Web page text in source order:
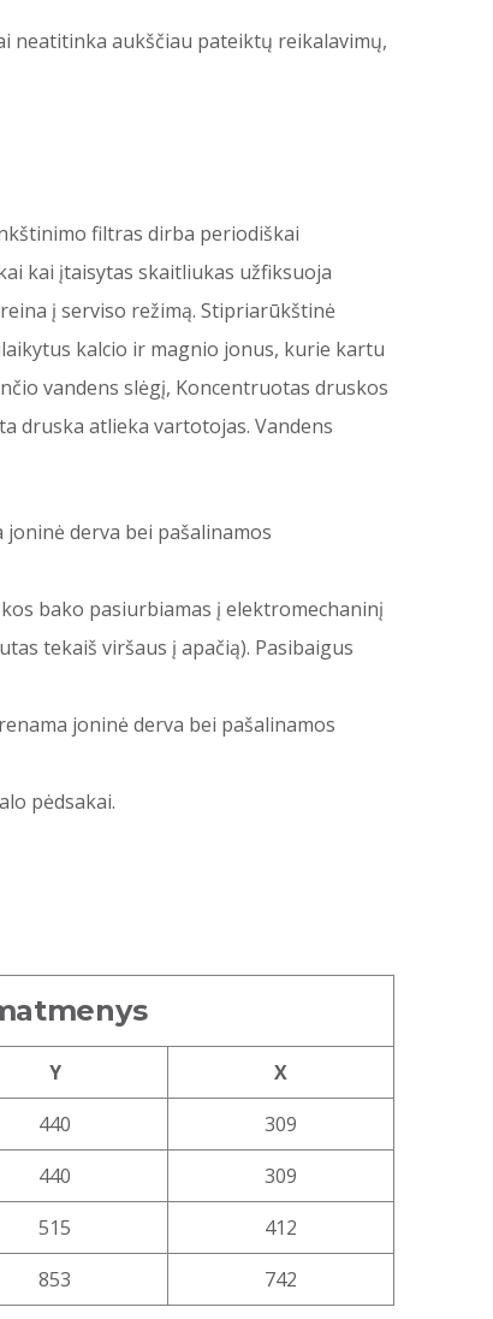
neatitinka aukščiau pateiktų reikalavimų,
filtras dirba periodiškai
kai įtaisytas skaitliukas užfiksuoja
į serviso režimą. Stipriarūkštinė
kalcio ir magnio jonus, kurie kartu
vandens slėgį, Koncentruotas druskos
druska atlieka vartotojas. Vandens
derva bei pašalinamos
bako pasiurbiamas į elektromechaninį
tekaiš viršaus į apačią). Pasibaigus
joninė derva bei pašalinamos
pėdsakai.
Y
X
440
309
440
309
515
412
853 742